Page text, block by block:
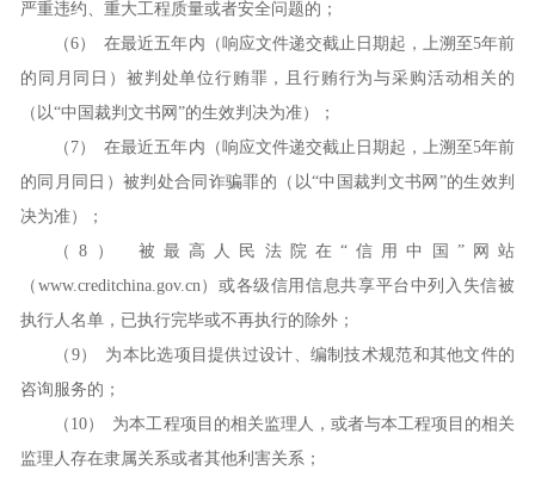
严重违约、重大工程质量或者安全问题的；
（6）
在最近五年内（响应文件递交截止日期起，上溯至5年前
的同月同日）被判处单位行贿罪，且行贿行为与采购活动相关的
（以“中国裁判文书网”的生效判决为准）；
（7）
在最近五年内（响应文件递交截止日期起，上溯至5年前
的同月同日）被判处合同诈骗罪的（以“中国裁判文书网”的生效判
决为准）；
（8）
被最高人民法院在 “信用中国”网站
（www.creditchina.gov.cn）或各级信用信息共享平台中列入失信被
执行人名单，已执行完毕或不再执行的除外；
（9）
为本 比选项目提供过设计、编制技术规范和其他文件的
咨询服务的 ；
（10）
为本工程项目的相关监理人，或者与本工程项目的相关
监理人存在隶属关系或者其他利害关系；